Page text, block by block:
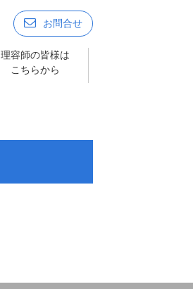
お問合せ
理容師の皆様は
こちらから